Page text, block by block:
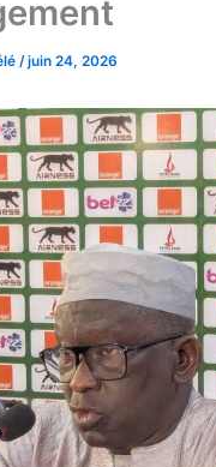
/juin 24, 2026